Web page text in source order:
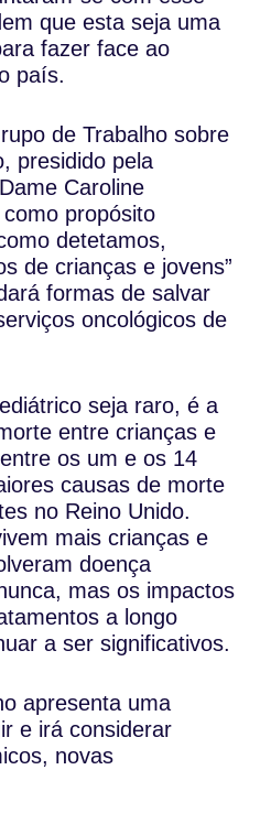
que esta seja uma
fazer face ao
país.
de Trabalho sobre
presidido pela
Caroline
propósito
detetamos,
de crianças e jovens”
formas de salvar
oncológicos de
seja raro, é a
entre crianças e
os um e os 14
causas de morte
no Reino Unido.
mais crianças e
doença
mas os impactos
a longo
a ser significativos.
apresenta uma
e irá considerar
novas